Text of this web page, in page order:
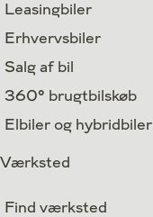
Leasingbiler
Erhvervsbiler
Salg af bil
360° brugtbilskøb
Elbiler og hybridbiler
Værksted
Find værksted